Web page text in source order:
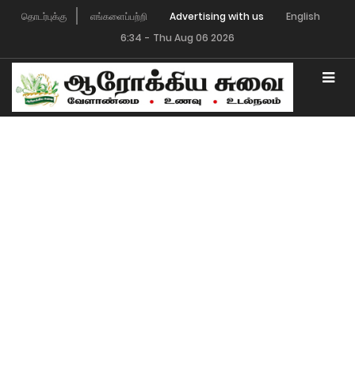
தொடர்புக்கு எங்களைப்பற்றி
English
6:34 - Thu Aug 06 2026